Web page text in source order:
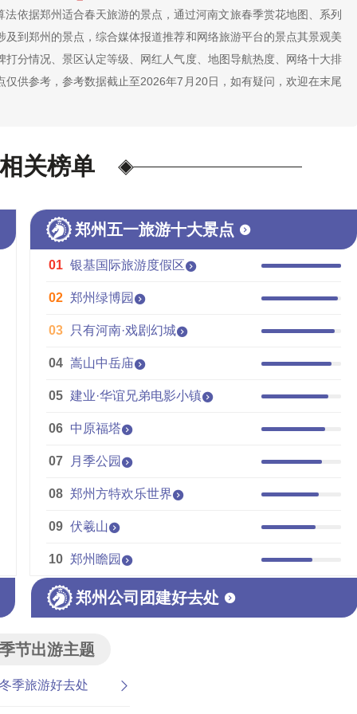
依据郑州适合春天旅游的景点，通过河南文旅春季赏花地图、系列
到郑州的景点，综合媒体报道推荐和网络旅游平台的景点其景观美
分情况、景区认定等级、网红人气度、地图导航热度、网络十大排
供参考，参考数据截止至2026年7月20日，如有疑问，欢迎在末尾
关榜单
郑州五一旅游十大景点
01 银基国际旅游度假区
02 郑州绿博园
03 只有河南·戏剧幻城
04 嵩山中岳庙
05 建业·华谊兄弟电影小镇
06 中原福塔
07 月季公园
08 郑州方特欢乐世界
09 伏羲山
10 郑州瞻园
郑州公司团建好去处
节出游主题
季旅游好去处